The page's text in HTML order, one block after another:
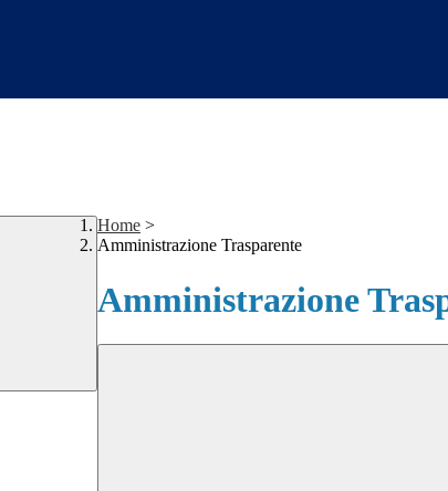
Home >
Amministrazione Trasparente
Amministrazione